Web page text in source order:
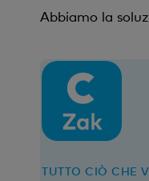
Abbiamo la
TUTTO CIÒ CHE